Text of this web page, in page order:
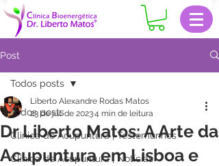
Post
Todos posts
Clinica de Acupuntura | Testemunhos
Clinica de Acupuntura | Notícias
Todos posts
Dr Liberto Matos: A Arte da
Acupuntura em Lisboa e
Liberto Alexandre Rodas Matos
23 de jul. de 20234 min de leitura